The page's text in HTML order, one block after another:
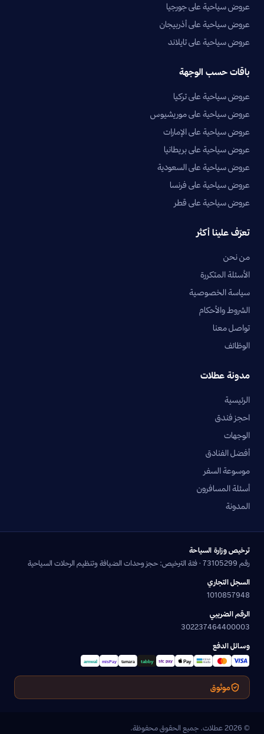
عروض سياحية على جورجيا
عروض سياحية على أذربيجان
عروض سياحية على تايلاند
باقات حسب الوجهة
عروض سياحية على تركيا
عروض سياحية على موريشيوس
عروض سياحية على الإمارات
عروض سياحية على بريطانيا
عروض سياحية على السعودية
عروض سياحية على فرنسا
عروض سياحية على قطر
تعرّف علينا أكثر
من نحن
الأسئلة المتكررة
سياسة الخصوصية
الشروط والأحكام
تواصل معنا
الوظائف
مدونة عطلات
الرئيسية
احجز فندق
الوجهات
أفضل الفنادق
موسوعة السفر
أسئلة المسافرون
المدونة
ترخيص وزارة السياحة
رقم 73105299 · فئة الترخيص: حجز وحدات الضيافة وتنظيم الرحلات السياحية
السجل التجاري
1010857948
الرقم الضريبي
302237464400003
وسائل الدفع
موثوق
© 2026 عطلات. جميع الحقوق محفوظة.